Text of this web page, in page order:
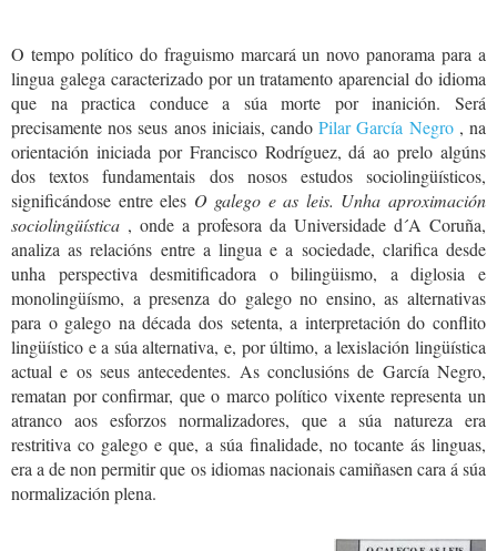
O tempo político do fraguismo marcará un novo panorama para a
lingua galega caracterizado por un tratamento aparencial do idioma
que na practica conduce a súa morte por inanición. Será
precisamente nos seus anos iniciais, candoPilar García Negro, na
orientación iniciada por Francisco Rodríguez, dá ao prelo algúns
dos textos fundamentais dos nosos estudos sociolingüísticos,
significándose entre eles O galego e as leis. Unha aproximación
sociolingüística , onde a profesora da Universidade d´A Coruña,
analiza as relacións entre a lingua e a sociedade, clarifica desde
unha perspectiva desmitificadora o bilingüismo, a diglosia e
monolingüísmo, a presenza do galego no ensino, as alternativas
para o galego na década dos setenta, a interpretación do conflito
lingüístico e a súa alternativa, e, por último, a lexislación lingüística
actual e os seus antecedentes. As conclusións de García Negro,
rematan por confirmar, que o marco político vixente representa un
atranco aos esforzos normalizadores, que a súa natureza era
restritiva co galego e que, a súa finalidade, no tocante ás linguas,
era a de non permitir que os idiomas nacionais camiñasen cara á súa
normalización plena.